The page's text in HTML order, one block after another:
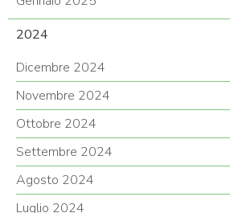
2024
Dicembre 2024
Novembre 2024
Ottobre 2024
Settembre 2024
Agosto 2024
Luglio 2024